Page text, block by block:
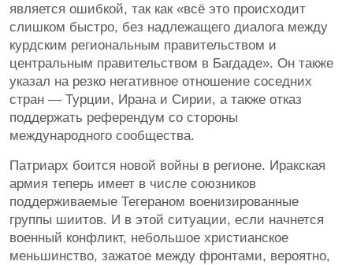
является ошибкой, так как «всё это происходит
слишком быстро, без надлежащего диалога между
курдским региональным правительством и
центральным правительством в Багдаде». Он также
указал на резко негативное отношение соседних
стран — Турции, Ирана и Сирии, а также отказ
поддержать референдум со стороны
международного сообщества.
Патриарх боится новой войны в регионе. Иракская
армия теперь имеет в числе союзников
поддерживаемые Тегераном военизированные
группы шиитов. И в этой ситуации, если начнется
военный конфликт, небольшое христианское
меньшинство, зажатое между фронтами, вероятно,